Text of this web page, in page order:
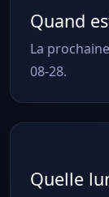
Quand
La
08-28.
Quelle